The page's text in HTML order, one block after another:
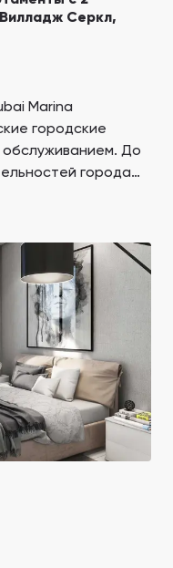
Серкл,
Marina
городские
До
города
районе
недвижимость